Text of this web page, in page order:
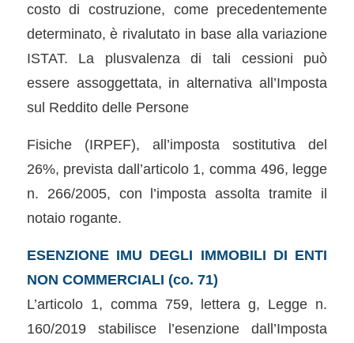
costo di costruzione, come precedentemente
determinato, è rivalutato in base alla variazione
ISTAT. La plusvalenza di tali cessioni può
essere assoggettata, in alternativa all’Imposta
sul Reddito delle Persone
Fisiche (IRPEF), all’imposta sostitutiva del
26%, prevista dall’articolo 1, comma 496, legge
n. 266/2005, con l’imposta assolta tramite il
notaio rogante.
ESENZIONE IMU DEGLI IMMOBILI DI ENTI
NON COMMERCIALI (co. 71)
L’articolo 1, comma 759, lettera g, Legge n.
160/2019 stabilisce l’esenzione dall’Imposta